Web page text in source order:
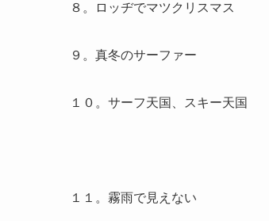
８。ロッヂでマツクリスマス
９。真冬のサーファー
１０。サーフ天国、スキー天国
１１。霧雨で見えない